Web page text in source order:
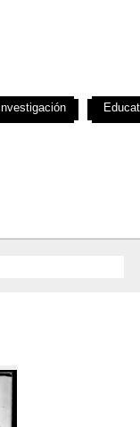
Investigación